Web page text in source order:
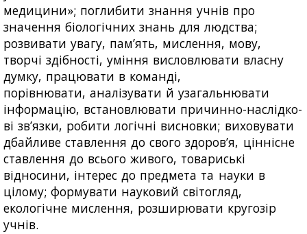
медицини»; поглибити знання учнів про
значення біологічних знань для людства;
розвивати увагу, пам’ять, мислення, мову,
творчі здібності, уміння висловлювати власну
думку, працювати в команді,
порівнювати, аналізувати й узагальнювати
інформацію, встановлювати причинно-наслідко-
ві зв’язки, робити логічні висновки; виховувати
дбайливе ставлення до свого здоров’я, ціннісне
ставлення до всього живого, товариські
відносини, інтерес до предмета та науки в
цілому; формувати науковий світогляд,
екологічне мислення, розширювати кругозір
учнів.